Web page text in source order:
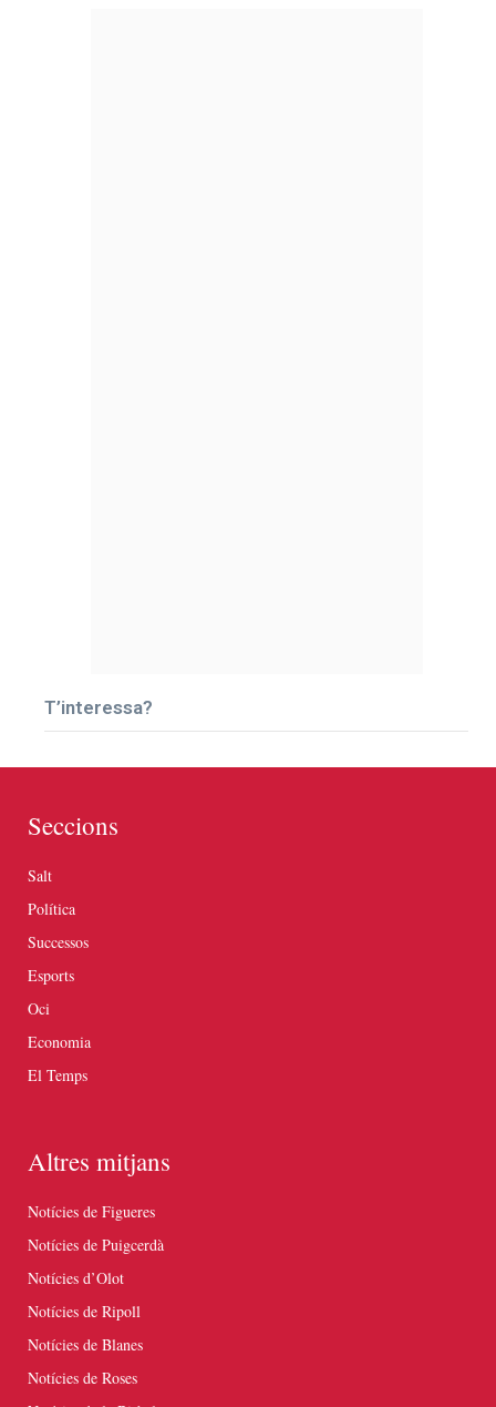
T’interessa?
Seccions
Salt
Política
Successos
Esports
Oci
Economia
El Temps
Altres mitjans
Notícies de Figueres
Notícies de Puigcerdà
Notícies d’Olot
Notícies de Ripoll
Notícies de Blanes
Notícies de Roses